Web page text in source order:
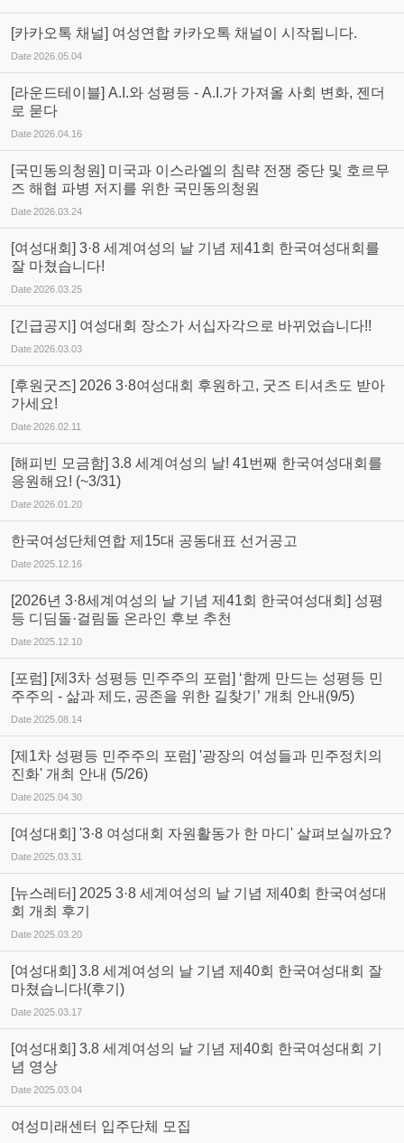
[카카오톡 채널] 여성연합 카카오톡 채널이 시작됩니다.
Date2026.05.04
[라운드테이블] A.I.와 성평등 - A.I.가 가져올 사회 변화, 젠더
로 묻다
Date2026.04.16
[국민동의청원] 미국과 이스라엘의 침략 전쟁 중단 및 호르무
즈 해협 파병 저지를 위한 국민동의청원
Date2026.03.24
[여성대회] 3·8 세계여성의 날 기념 제41회 한국여성대회를
잘 마쳤습니다!
Date2026.03.25
[긴급공지] 여성대회 장소가 서십자각으로 바뀌었습니다!!
Date2026.03.03
[후원굿즈] 2026 3·8여성대회 후원하고, 굿즈 티셔츠도 받아
가세요!
Date2026.02.11
[해피빈 모금함] 3.8 세계여성의 날! 41번째 한국여성대회를
응원해요! (~3/31)
Date2026.01.20
한국여성단체연합 제15대 공동대표 선거공고
Date2025.12.16
[2026년 3·8세계여성의 날 기념 제41회 한국여성대회] 성평
등 디딤돌·걸림돌 온라인 후보 추천
Date2025.12.10
[포럼] [제3차 성평등 민주주의 포럼] ‘함께 만드는 성평등 민
주주의 - 삶과 제도, 공존을 위한 길찾기’ 개최 안내(9/5)
Date2025.08.14
[제1차 성평등 민주주의 포럼] '광장의 여성들과 민주정치의
진화' 개최 안내 (5/26)
Date2025.04.30
[여성대회] '3·8 여성대회 자원활동가 한 마디' 살펴보실까요?
Date2025.03.31
[뉴스레터] 2025 3·8 세계여성의 날 기념 제40회 한국여성대
회 개최 후기
Date2025.03.20
[여성대회] 3.8 세계여성의 날 기념 제40회 한국여성대회 잘
마쳤습니다!(후기)
Date2025.03.17
[여성대회] 3.8 세계여성의 날 기념 제40회 한국여성대회 기
념 영상
Date2025.03.04
여성미래센터 입주단체 모집